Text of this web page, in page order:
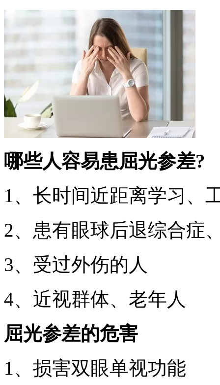
哪些人容易患屈光参差?
1、长时间近距离学习、
2、患有眼球后退综合症
3、受过外伤的人
4、近视群体、老年人
屈光参差的危害
1、损害双眼单视功能